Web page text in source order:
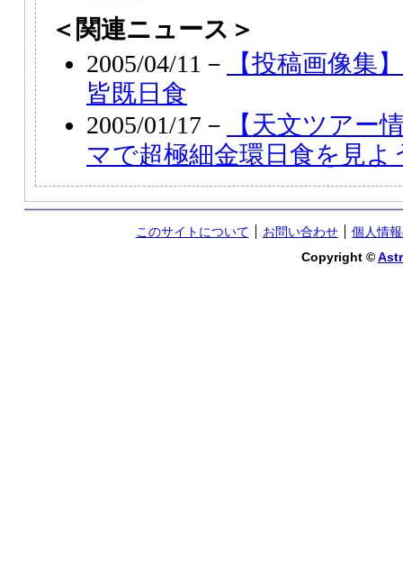
＜関連ニュース＞
2005/04/11－
【投稿画像集
皆既日食
2005/01/17－
【天文ツアー
マで超極細金環日食を見よ
このサイトについて お問い合わせ
個人情
Copyright ©